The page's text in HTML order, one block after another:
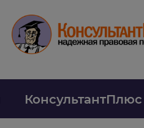
КонсультантПлюс